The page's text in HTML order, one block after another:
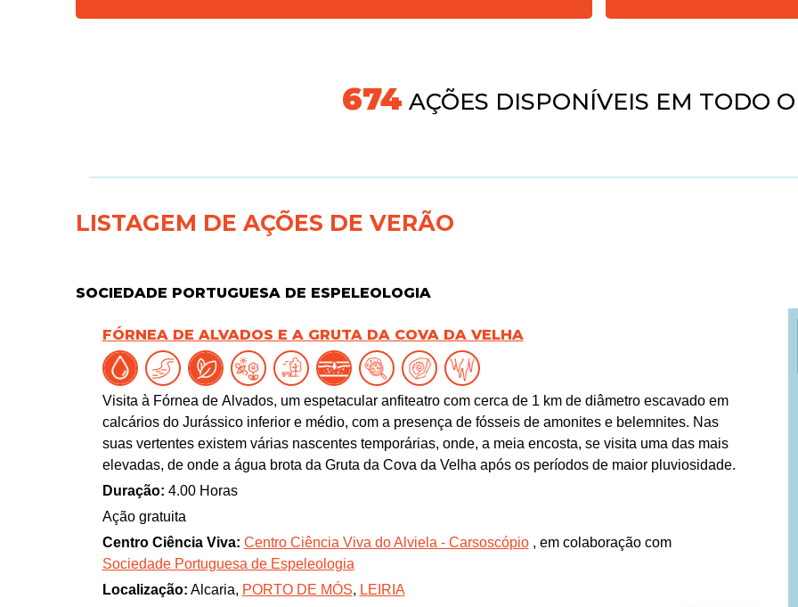
760 AÇÕES DISPONÍVEIS EM TODO
LISTAGEM DE AÇÕES DE VERÃO
SOCIEDADE PORTUGUESA DE ESPELEOLOGIA
FÓRNEA DE ALVADOS E A GRUTA DA COVA DA VELHA
Visita à Fórnea de Alvados, um espetacular anfiteatro com cerca de 1 km de diâmetro escavado em
calcários do Jurássico inferior e médio, com a presença de fósseis de amonites e belemnites. Nas
suas vertentes existem várias nascentes temporárias, onde, a meia encosta, se visita uma das mais
elevadas, de onde a água brota da Gruta da Cova da Velha após os períodos de maior pluviosidade.
Duração: 4.00 Horas
Ação gratuita
Centro Ciência Viva: Centro Ciência Viva do Alviela - Carsoscópio, em colaboração com
Sociedade Portuguesa de Espeleologia
Localização: Alcaria, PORTO DE MÓS, LEIRIA